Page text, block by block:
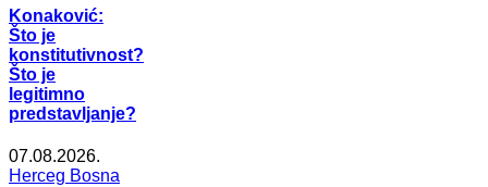
Konaković:
Što je
konstitutivnost?
Što je
legitimno
predstavljanje?
07.08.2026.
Herceg Bosna